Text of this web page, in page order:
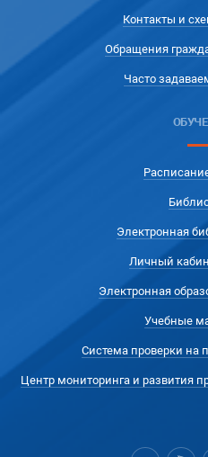
Контакты и
Обращения
Часто
Электронная
Личный
Электронная
Учебные
Система проверки на
Центр мониторинга и развития